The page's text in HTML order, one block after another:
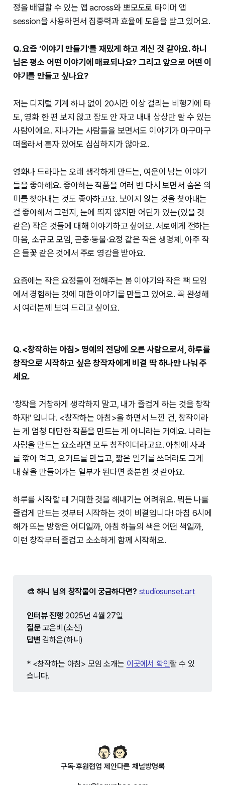
정을 배열할 수 있는 앱 across와 뽀모도로 타이머 앱
session을 사용하면서 집중력과 효율에 도움을 받고 있어요.
Q. 요즘 ‘이야기 만들기’를 재밌게 하고 계신 것 같아요. 하니
님은 평소 어떤 이야기에 매료되나요? 그리고 앞으로 어떤 이
야기를 만들고 싶나요?
저는 디지털 기계 하나 없이 20시간 이상 걸리는 비행기에 타
도, 영화 한 편 보지 않고 잠도 안 자고 내내 상상만 할 수 있는
사람이에요. 지나가는 사람들을 보면서도 이야기가 마구마구
떠올라서 혼자 있어도 심심하지가 않아요.
영화나 드라마는 오래 생각하게 만드는, 여운이 남는 이야기
들을 좋아해요. 좋아하는 작품을 여러 번 다시 보면서 숨은 의
미를 찾아내는 것도 좋아하고요. 보이지 않는 것을 찾아내는
걸 좋아해서 그런지, 눈에 띄지 않지만 어딘가 있는(있을 것
같은) 작은 것들에 대해 이야기하고 싶어요. 서로에게 전하는
마음, 소규모 모임, 곤충·동물·요정 같은 작은 생명체, 아주 작
은 들꽃 같은 것에서 주로 영감을 받아요.
요즘에는 작은 요정들이 전해주는 봄 이야기와 작은 책 모임
에서 경험하는 것에 대한 이야기를 만들고 있어요. 꼭 완성해
서 여러분께 보여 드리고 싶어요.
Q. <창작하는 아침> 명예의 전당에 오른 사람으로서, 하루를
창작으로 시작하고 싶은 창작자에게 비결 딱 하나만 나눠 주
세요.
'창작을 거창하게 생각하지 말고, 내가 즐겁게 하는 것을 창작
하자!' 입니다. <창작하는 아침>을 하면서 느낀 건, 창작이라
는 게 엄청 대단한 작품을 만드는 게 아니라는 거예요. 나라는
사람을 만드는 요소라면 모두 창작이더라고요. 아침에 사과
를 깎아 먹고, 요거트를 만들고, 짧은 일기를 쓰더라도 그게
내 삶을 만들어가는 일부가 된다면 충분한 것 같아요.
하루를 시작할 때 거대한 것을 해내기는 어려워요. 뭐든 나를
즐겁게 만드는 것부터 시작하는 것이 비결입니다! 아침 6시에
해가 뜨는 방향은 어디일까, 아침 하늘의 색은 어떤 색일까,
이런 창작부터 즐겁고 소소하게 함께 시작해요.
🎨 하니 님의 창작물이 궁금하다면? studiosunset.art
인터뷰 진행 2025년 4월 27일
질문 고은비(소신)
답변 김하은(하니)
* <창작하는 아침> 모임 소개는 이곳에서 확인할 수 있
습니다.
구독·후원협업 제안다른 채널방명록